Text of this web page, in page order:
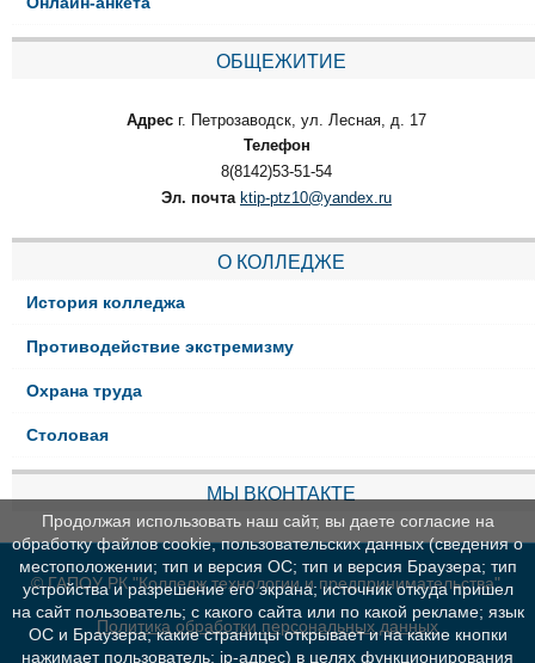
ОБЩЕЖИТИЕ
Адрес г. Петрозаводск, ул. Лесная, д. 17
Телефон
8(8142)53-51-54
Эл. почта ktip-ptz10@yandex.ru
О КОЛЛЕДЖЕ
История колледжа
Противодействие экстремизму
Охрана труда
Столовая
МЫ ВКОНТАКТЕ
© ГАПОУ РК "Колледж технологии и предпринимательства"
Политика обработки персональных данных
Продолжая использовать наш сайт, вы даете согласие на
обработку файлов cookie, пользовательских данных (сведения о
местоположении; тип и версия ОС; тип и версия Браузера; тип
устройства и разрешение его экрана; источник откуда пришел
на сайт пользователь; с какого сайта или по какой рекламе; язык
ОС и Браузера; какие страницы открывает и на какие кнопки
нажимает пользователь; ip-адрес) в целях функционирования